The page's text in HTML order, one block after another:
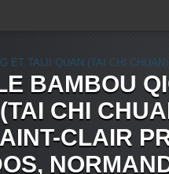
BAMBOU
CHI
CLAIR